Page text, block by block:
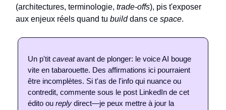
(architectures, terminologie, trade-offs), pis t'exposer
aux enjeux réels quand tu builddans ce space.
Un p'tit caveatavant de plonger: le voice AI bouge
vite en tabarouette. Des affirmations ici pourraient
être incomplètes. Si t'as de l'info qui nuance ou
contredit, commente sous le post LinkedIn de cet
édito ou reply direct—je peux mettre à jour la